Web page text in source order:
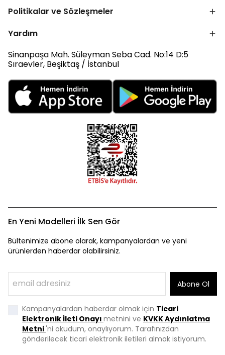
Politikalar ve Sözleşmeler
Yardım
Sinanpaşa Mah. Süleyman Seba Cad. No:14 D:5
Sıraevler, Beşiktaş / İstanbul
En Yeni Modelleri İlk Sen Gör
Bültenimize abone olarak, kampanyalardan ve yeni
ürünlerden haberdar olabilirsiniz.
Abone Ol
Kampanyalardan haberdar olmak için Ticari
Elektronik İleti Onayı metnini ve KVKK Aydınlatma
Metni'ni okudum, onaylıyorum. Tarafınızdan
gönderilecek ticari elektronik iletileri almak istiyorum.